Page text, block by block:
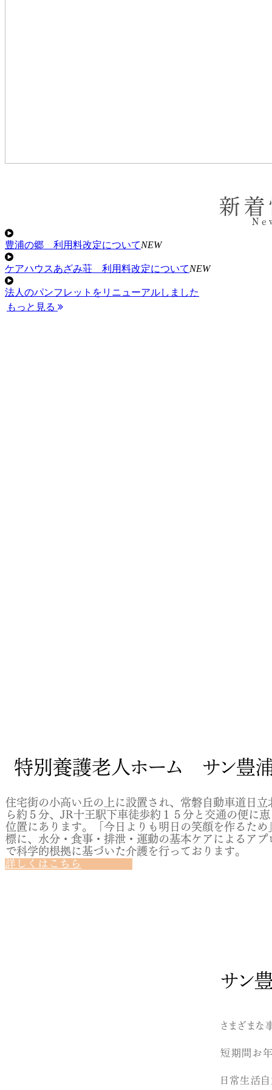
新着
豊浦の郷 利用料改定についてNEW
ケアハウスあざみ荘 利用料改定についてNEW
法人のパンフレットをリニューアルしました
もっと見る
特別養護老人ホーム サン豊
住宅街の小高い丘の上に設置され、常磐自動車道日立
ら約５分、JR十王駅下車徒歩約１５分と交通の便に恵
位置にあります。「今日よりも明日の笑顔を作るため
標に、水分・食事・排泄・運動の基本ケアによるアプ
で科学的根拠に基づいた介護を行っております。
詳しくはこちら
サン
さまざまな
短期間お年
日常生活